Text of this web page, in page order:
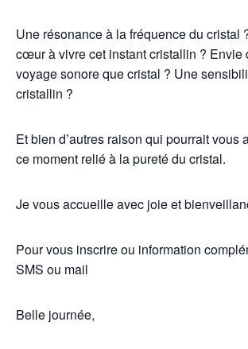
Une résonance à la fréquence du cristal
cœur à vivre cet instant cristallin ? Envie
voyage sonore que cristal ? Une
cristallin ?
Et bien d’autres raison qui pourrait vous
ce moment relié à la pureté du cristal.
Je vous accueille avec joie et
Pour vous inscrire ou information
SMS ou mail
Belle journée,